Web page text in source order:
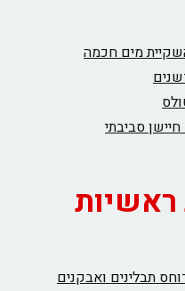
מים חכמה
ראשיות
תבלינים ואבקנים